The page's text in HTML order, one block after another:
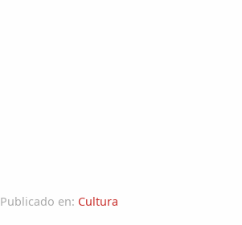
Publicado en: Cultura